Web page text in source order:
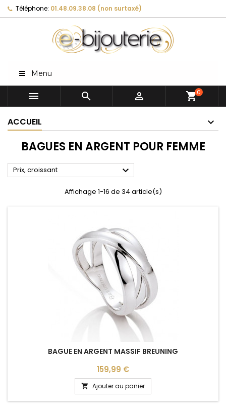
Téléphone: 01.48.09.38.08 (non surtaxé)
Menu
   shopping_cart0
ACCUEIL
BAGUES EN ARGENT POUR FEMME
Prix, croissant 
Affichage 1-16 de 34 article(s)
BAGUE EN ARGENT MASSIF BREUNING
Prix
159,99 €
 Ajouter au panier